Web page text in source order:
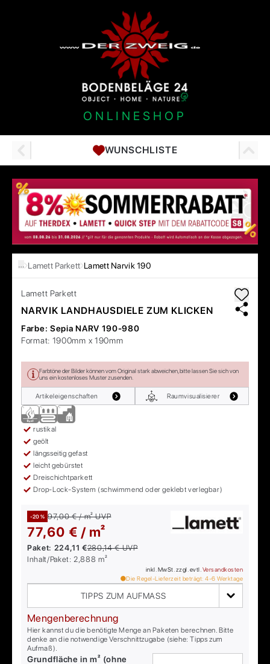
ONLINESHOP
WUNSCHLISTE
… Lamett Parkett Lamett Narvik 190
Lamett Parkett
NARVIK LANDHAUSDIELE ZUM KLICKEN
Farbe: Sepia NARV 190-980
Format: 1900mm x 190mm
Farbtöne der Bilder können vom Original stark abweichen, bitte lassen Sie sich von
uns ein kostenloses Muster zusenden.
Artikeleigenschaften Raumvisualisierer
rustikal
geölt
längsseitig gefast
leicht gebürstet
Dreischichtparkett
Drop-Lock-System (schwimmend oder geklebt verlegbar)
-20 % 97,00 € / m²UVP
77,60 € / m²
Paket: 224,11 €280,14 €UVP
Inhalt/Paket:2,888 m²
inkl. MwSt. zzgl. evtl. Versandkosten
Die Regel-Lieferzeit beträgt: 4-6 Werktage
TIPPS ZUM AUFMASS
Mengenberechnung
Hier kannst du die benötigte Menge an Paketen berechnen. Bitte
denke an die notwendige Verschnittzugabe (siehe: Tipps zum
Aufmaß).
Grundfläche in m² (ohne